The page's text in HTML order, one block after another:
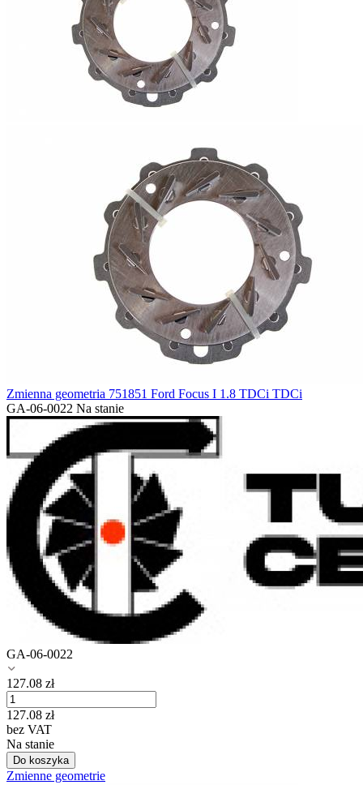
Zmienna geometria 751851 Ford Focus I 1.8 TDCi TDCi
GA-06-0022 Na stanie
GA-06-0022
127.08 zł
127.08 zł
bez VAT
Na stanie
Do koszyka
Zmienne geometrie